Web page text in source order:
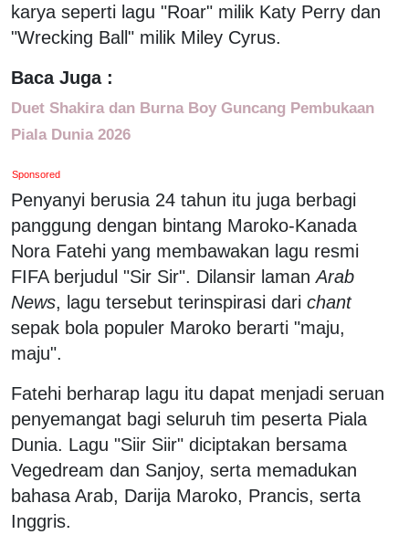
karya seperti lagu "Roar" milik Katy Perry dan
"Wrecking Ball" milik Miley Cyrus.
Baca Juga :
Duet Shakira dan Burna Boy Guncang Pembukaan
Piala Dunia 2026
Sponsored
Penyanyi berusia 24 tahun itu juga berbagi
panggung dengan bintang Maroko-Kanada
Nora Fatehi yang membawakan lagu resmi
FIFA berjudul "Sir Sir". Dilansir lamanArab
News, lagu tersebut terinspirasi dari chant
sepak bola populer Maroko berarti "maju,
maju".
Fatehi berharap lagu itu dapat menjadi seruan
penyemangat bagi seluruh tim peserta Piala
Dunia. Lagu "Siir Siir" diciptakan bersama
Vegedream dan Sanjoy, serta memadukan
bahasa Arab, Darija Maroko, Prancis, serta
Inggris.